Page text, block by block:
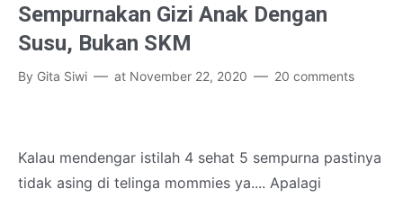
Sempurnakan Gizi Anak Dengan
Susu, Bukan SKM
By Gita Siwi at November 22, 2020 20 comments
Kalau mendengar istilah 4 sehat 5 sempurna pastinya
tidak asing di telinga mommies ya.... Apalagi